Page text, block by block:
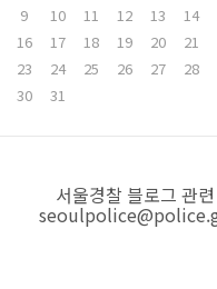
9
10 11 12 13 14
16
17 18 19 20 21
23
24 25 26 27 28
30
31
서울경찰 블로그 관